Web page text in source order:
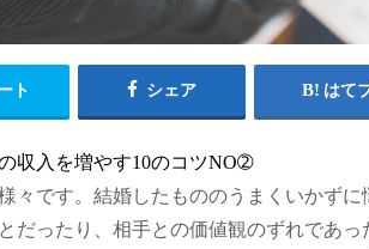
ト シェア はて
収入を増やす10のコツNO➁
々です。結婚したもののうまくいかず
だったり、相手との価値観のずれであ